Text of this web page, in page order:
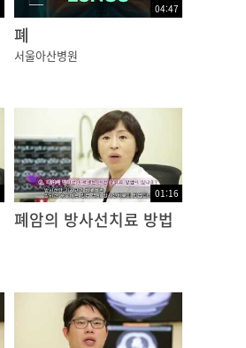
04:47
폐
서울아산병원
01:16
폐암의 방사선치료 방법